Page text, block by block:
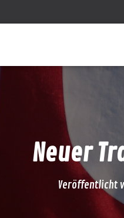
Neuer
Veröffentlicht